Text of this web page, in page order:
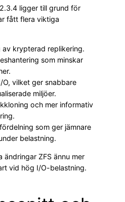
ligger till grund för
fått flera viktiga
av krypterad replikering.
som minskar
vilket ger snabbare
miljöer.
och mer informativ
som ger jämnare
belastning.
ändringar ZFS ännu mer
vid hög I/O-belastning.